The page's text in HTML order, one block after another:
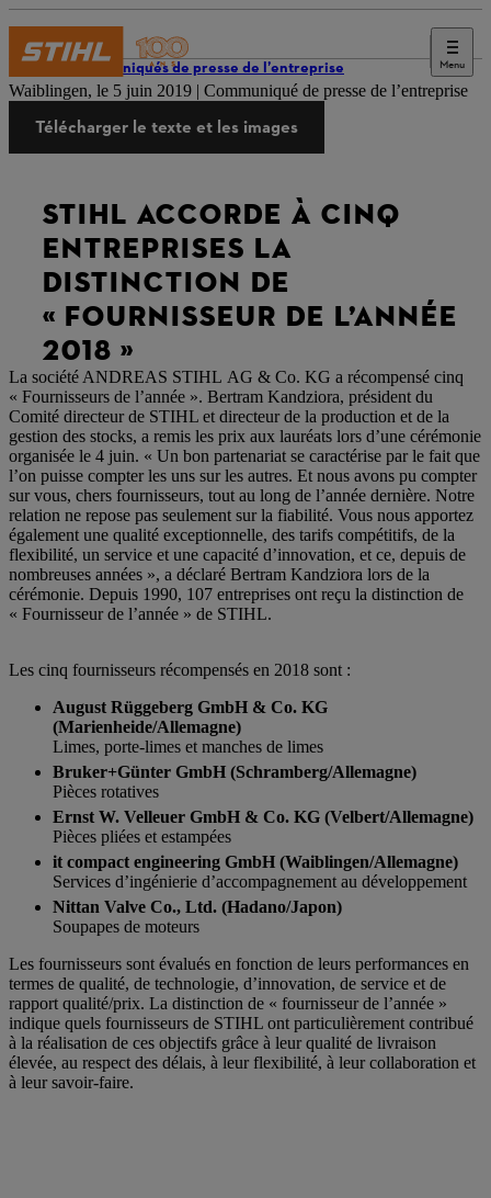
Menu
Communiqués de presse de l’entreprise
Waiblingen, le 5 juin 2019 | Communiqué de presse de l’entreprise
Télécharger le texte et les images
STIHL ACCORDE À CINQ
ENTREPRISES LA
DISTINCTION DE
« FOURNISSEUR DE L’ANNÉE
2018 »
La société ANDREAS STIHL AG & Co. KG a récompensé cinq
« Fournisseurs de l’année ». Bertram Kandziora, président du
Comité directeur de STIHL et directeur de la production et de la
gestion des stocks, a remis les prix aux lauréats lors d’une cérémonie
organisée le 4 juin. « Un bon partenariat se caractérise par le fait que
l’on puisse compter les uns sur les autres. Et nous avons pu compter
sur vous, chers fournisseurs, tout au long de l’année dernière. Notre
relation ne repose pas seulement sur la fiabilité. Vous nous apportez
également une qualité exceptionnelle, des tarifs compétitifs, de la
flexibilité, un service et une capacité d’innovation, et ce, depuis de
nombreuses années », a déclaré Bertram Kandziora lors de la
cérémonie. Depuis 1990, 107 entreprises ont reçu la distinction de
« Fournisseur de l’année » de STIHL.
Les cinq fournisseurs récompensés en 2018 sont :
August Rüggeberg GmbH & Co. KG
(Marienheide/Allemagne)
Limes, porte-limes et manches de limes
Bruker+Günter GmbH (Schramberg/Allemagne)
Pièces rotatives
Ernst W. Velleuer GmbH & Co. KG (Velbert/Allemagne)
Pièces pliées et estampées
it compact engineering GmbH (Waiblingen/Allemagne)
Services d’ingénierie d’accompagnement au développement
Nittan Valve Co., Ltd. (Hadano/Japon)
Soupapes de moteurs
Les fournisseurs sont évalués en fonction de leurs performances en
termes de qualité, de technologie, d’innovation, de service et de
rapport qualité/prix. La distinction de « fournisseur de l’année »
indique quels fournisseurs de STIHL ont particulièrement contribué
à la réalisation de ces objectifs grâce à leur qualité de livraison
élevée, au respect des délais, à leur flexibilité, à leur collaboration et
à leur savoir-faire.